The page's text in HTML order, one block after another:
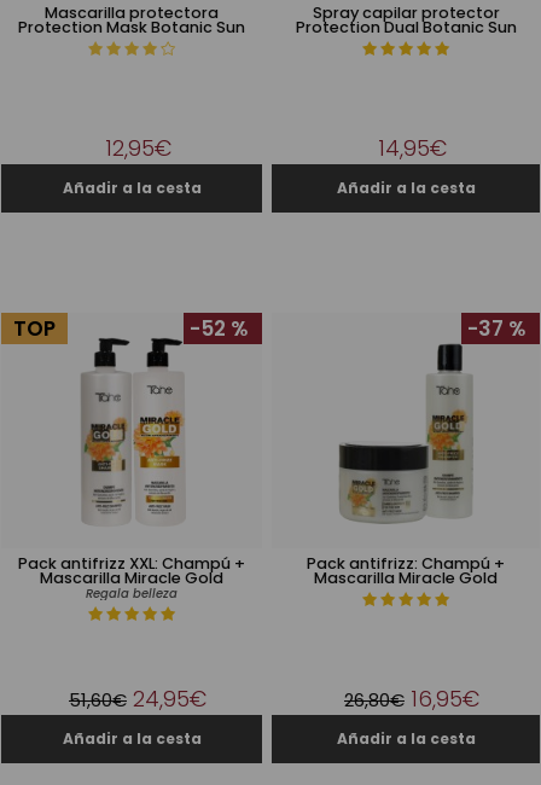
Mascarilla protectora
Protection Mask Botanic Sun
12,95€
Spray capilar protector
Protection Dual Botanic Sun
14,95€
Pack antifrizz XXL: Champú +
Mascarilla Miracle Gold
Regala belleza
TOP -52 %
51,60€ 24,95€
Pack antifrizz: Champú +
Mascarilla Miracle Gold
-37 %
26,80€ 16,95€